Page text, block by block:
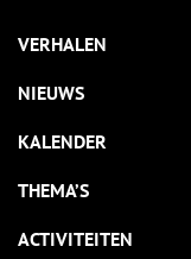
VERHALEN
NIEUWS
KALENDER
THEMA’S
ACTIVITEITEN